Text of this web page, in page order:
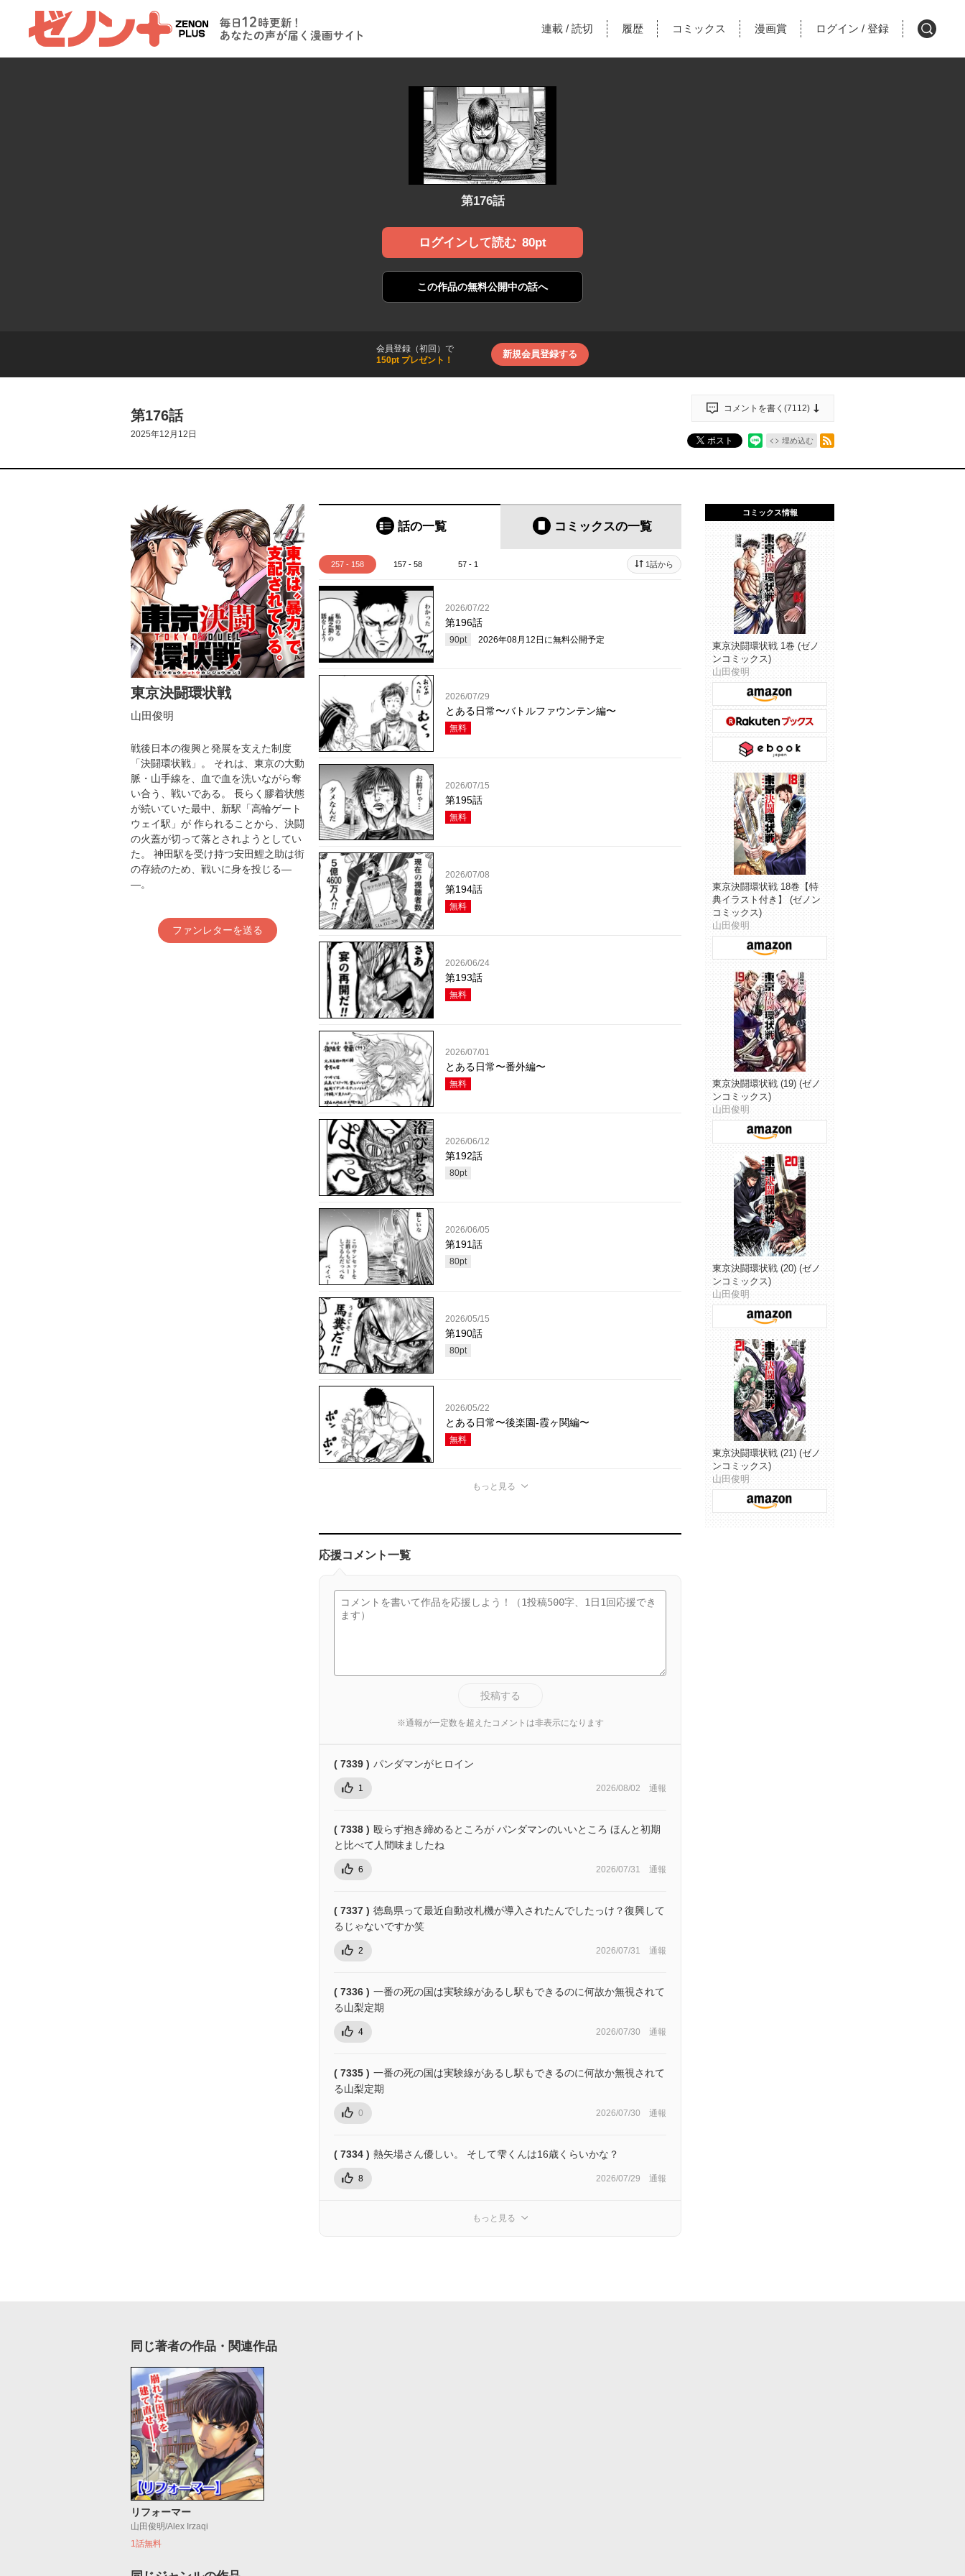
ゼノンプラス
毎日12時更新！あな
連載 / 読切 履歴 コミックス 漫画賞 ログイン / 登録 検
第176話
ログインして読む 80pt
この作品の無料公開中の話へ
会員登録（初回）で
150pt プレゼント！
新規会員登録する
第176話
2025年12月12日
コメントを書く(7112)
ポスト 埋め込む
東京決闘環状戦
山田俊明
戦後日本の復興と発展を支えた制度
「決闘環状戦」。 それは、東京の大動
脈・山手線を、血で血を洗いながら奪
い合う、戦いである。 長らく膠着状態
が続いていた最中、新駅「高輪ゲート
ウェイ駅」が 作られることから、決闘
の火蓋が切って落とされようとしてい
た。 神田駅を受け持つ安田鯉之助は街
の存続のため、戦いに身を投じる―
―。
ファンレターを送る
話の一覧 コミックスの一覧
257 - 158 157 - 58 57 - 1 1話から
2026/07/22
第196話
90pt 2026年08月12日 に無料公開予定
2026/07/29
とある日常〜バトルファウンテン編〜
無料
2026/07/15
第195話
無料
2026/07/08
第194話
無料
2026/06/24
第193話
無料
2026/07/01
とある日常〜番外編〜
無料
2026/06/12
第192話
80pt
2026/06/05
第191話
80pt
2026/05/15
第190話
80pt
2026/05/22
とある日常〜後楽園-霞ヶ関編〜
無料
もっと見る
応援コメント一覧
投稿する
※通報が一定数を超えたコメントは非表示になります
( 7339 ) パンダマンがヒロイン
1 2026/08/02 通報
( 7338 ) 殴らず抱き締めるところが パンダマンのいいところ ほんと初期
と比べて人間味ましたね
6 2026/07/31 通報
( 7337 ) 徳島県って最近自動改札機が導入されたんでしたっけ？復興して
るじゃないですか笑
2 2026/07/31 通報
( 7336 ) 一番の死の国は実験線があるし駅もできるのに何故か無視されて
る山梨定期
4 2026/07/30 通報
( 7335 ) 一番の死の国は実験線があるし駅もできるのに何故か無視されて
る山梨定期
0 2026/07/30 通報
( 7334 ) 熱矢場さん優しい。 そして雫くんは16歳くらいかな？
8 2026/07/29 通報
もっと見る
コミックス情報
東京決闘環状戦 1巻 (ゼノ
ンコミックス)
山田俊明
東京決闘環状戦 18巻【特
典イラスト付き】 (ゼノン
コミックス)
山田俊明
東京決闘環状戦 (19) (ゼノ
ンコミックス)
山田俊明
東京決闘環状戦 (20) (ゼノ
ンコミックス)
山田俊明
東京決闘環状戦 (21) (ゼノ
ンコミックス)
山田俊明
同じ著者の作品・関連作品
リフォーマー
山田俊明/Alex Irzaqi
1話無料